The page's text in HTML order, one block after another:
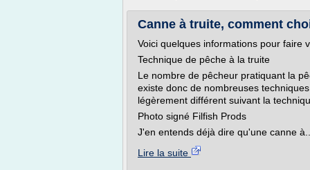
Canne à truite, comment
Voici quelques informations pour faire
Technique de pêche à la truite
Le nombre de pêcheur pratiquant la
existe donc de nombreuses
légèrement différent suivant la
Photo signé Filfish Prods
J'en entends déjà dire qu'une canne
Lire la suite